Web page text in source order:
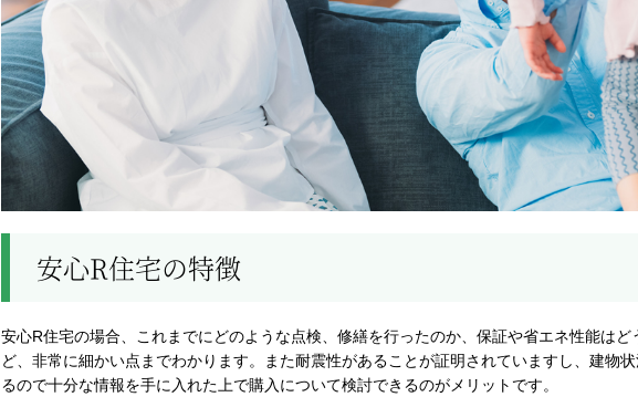
安心R住宅の特徴
安心R住宅の場合、これまでにどのような点検、修繕を行ったのか、保証や省エネ性能はど
ど、非常に細かい点までわかります。また耐震性があることが証明されていますし、建物
るので十分な情報を手に入れた上で購入について検討できるのがメリットです。